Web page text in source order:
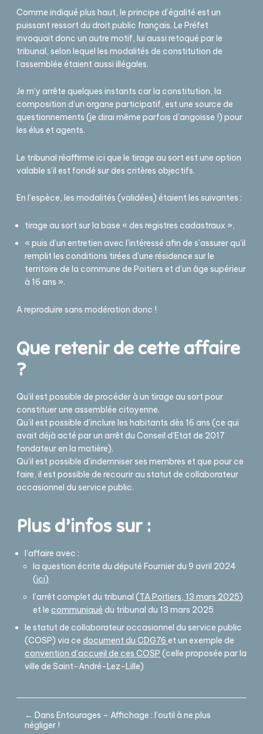
Comme indiqué plus haut, le principe d’égalité est un
puissant ressort du droit public français. Le Préfet
invoquait donc un autre motif, lui aussi retoqué par le
tribunal, selon lequel les modalités de constitution de
l’assemblée étaient aussi illégales.
Je m’y arrête quelques instants car la constitution, la
composition d’un organe participatif, est une source de
questionnements (je dirai même parfois d’angoisse !) pour
les élus et agents.
Le tribunal réaffirme ici que le tirage au sort est une option
valable s’il est fondé sur des critères objectifs.
En l’espèce, les modalités (validées) étaient les suivantes :
tirage au sort sur la base « des registres cadastraux »,
« puis d’un entretien avec l’intéressé afin de s’assurer qu’il
remplit les conditions tirées d’une résidence sur le
territoire de la commune de Poitiers et d’un âge supérieur
à 16 ans ».
A reproduire sans modération donc !
Que retenir de cette affaire
?
Qu’il est possible de procéder à un tirage au sort pour
constituer une assemblée citoyenne.
Qu’il est possible d’inclure les habitants dès 16 ans (ce qui
avait déjà acté par un arrêt du Conseil d’Etat de 2017
fondateur en la matière).
Qu’il est possible d’indemniser ses membres et que pour ce
faire, il est possible de recourir au statut de collaborateur
occasionnel du service public.
Plus d’infos sur :
l’affaire avec :
la question écrite du député Fournier du 9 avril 2024
(ici)
l’arrêt complet du tribunal (TA Poitiers, 13 mars 2025)
et le communiqué du tribunal du 13 mars 2025
le statut de collaborateur occasionnel du service public
(COSP) via ce document du CDG76 et un exemple de
convention d’accueil de ces COSP (celle proposée par la
ville de Saint-André-Lez-Lille)
← Dans Entourages – Affichage : l’outil à ne plus
négliger !